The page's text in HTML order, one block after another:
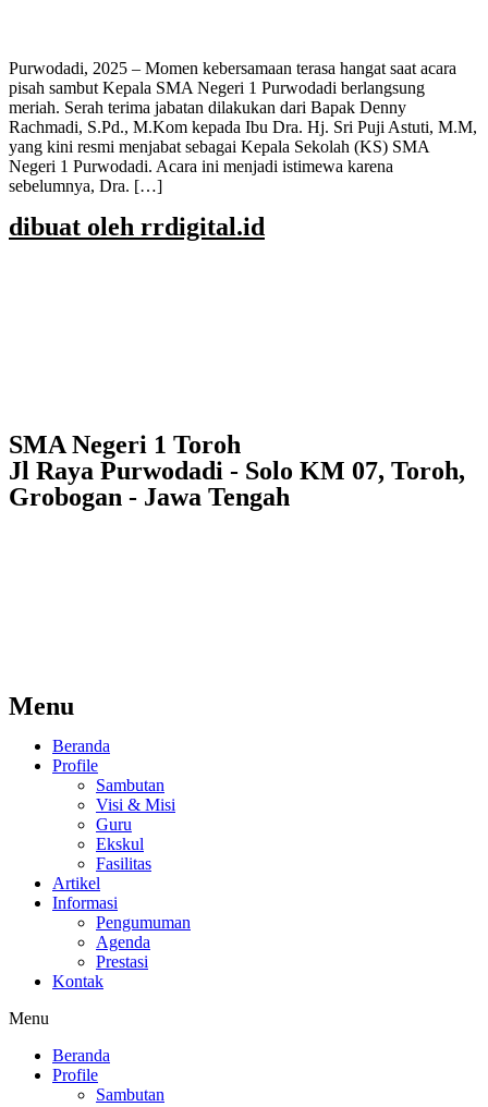
Purwodadi, 2025 – Momen kebersamaan terasa hangat saat acara
pisah sambut Kepala SMA Negeri 1 Purwodadi berlangsung
meriah. Serah terima jabatan dilakukan dari Bapak Denny
Rachmadi, S.Pd., M.Kom kepada Ibu Dra. Hj. Sri Puji Astuti, M.M,
yang kini resmi menjabat sebagai Kepala Sekolah (KS) SMA
Negeri 1 Purwodadi. Acara ini menjadi istimewa karena
sebelumnya, Dra. […]
dibuat oleh rrdigital.id
SMA Negeri 1 Toroh
Jl Raya Purwodadi - Solo KM 07, Toroh,
Grobogan - Jawa Tengah
Menu
Beranda
Profile
Sambutan
Visi & Misi
Guru
Ekskul
Fasilitas
Artikel
Informasi
Pengumuman
Agenda
Prestasi
Kontak
Menu
Beranda
Profile
Sambutan